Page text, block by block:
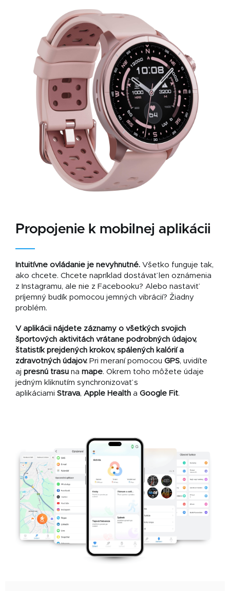
Propojenie k mobilnej aplikácii
Intuitívne ovládanie je nevyhnutné. Všetko funguje tak,
ako chcete. Chcete napríklad dostávať len oznámenia
z Instagramu, ale nie z Facebooku? Alebo nastaviť
príjemný budík pomocou jemných vibrácií? Žiadny
problém.
V aplikácii nájdete záznamy o všetkých svojich
športových aktivitách vrátane podrobných údajov,
štatistík prejdených krokov, spálených kalórií a
zdravotných údajov. Pri meraní pomocou GPS, uvidíte
aj presnú trasu na mape. Okrem toho môžete údaje
jedným kliknutím synchronizovať s
aplikáciami Strava, Apple Health a Google Fit.